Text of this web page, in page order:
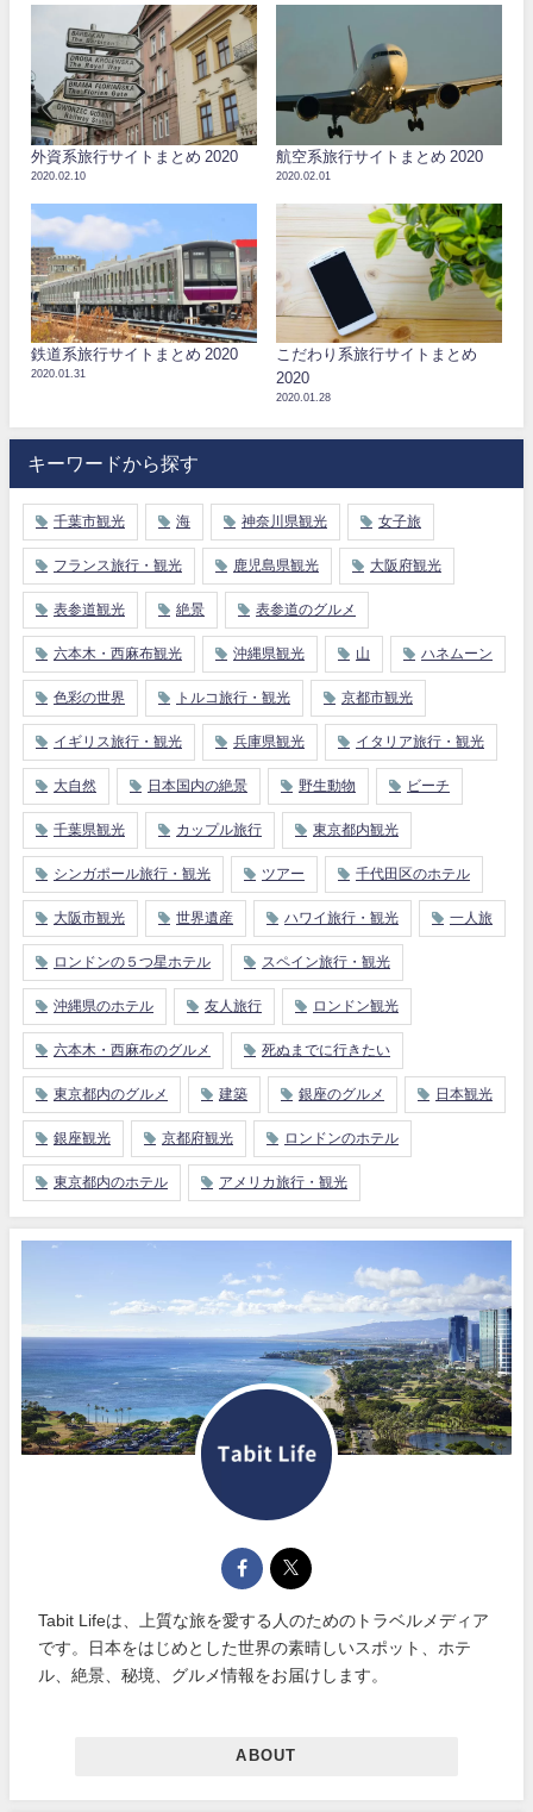
外資系旅行サイトまとめ 2020
2020.02.10
航空系旅行サイトまとめ 2020
2020.02.01
鉄道系旅行サイトまとめ 2020
2020.01.31
こだわり系旅行サイトまとめ
2020
2020.01.28
キーワードから探す
千葉市観光 海 神奈川県観光 女子旅
フランス旅行・観光 鹿児島県観光 大阪府観光
表参道観光 絶景 表参道のグルメ
六本木・西麻布観光 沖縄県観光 山 ハネムーン
色彩の世界 トルコ旅行・観光 京都市観光
イギリス旅行・観光 兵庫県観光 イタリア旅行・観光
大自然 日本国内の絶景 野生動物 ビーチ
千葉県観光 カップル旅行 東京都内観光
シンガポール旅行・観光 ツアー 千代田区のホテル
大阪市観光 世界遺産 ハワイ旅行・観光 一人旅
ロンドンの５つ星ホテル スペイン旅行・観光
沖縄県のホテル 友人旅行 ロンドン観光
六本木・西麻布のグルメ 死ぬまでに行きたい
東京都内のグルメ 建築 銀座のグルメ 日本観光
銀座観光 京都府観光 ロンドンのホテル
東京都内のホテル アメリカ旅行・観光
Tabit Lifeは、上質な旅を愛する人のためのトラベルメディア
です。日本をはじめとした世界の素晴しいスポット、ホテ
ル、絶景、秘境、グルメ情報をお届けします。
ABOUT